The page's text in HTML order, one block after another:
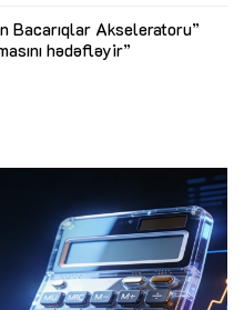
Bacarıqlar Akseleratoru”
hədəfləyir”